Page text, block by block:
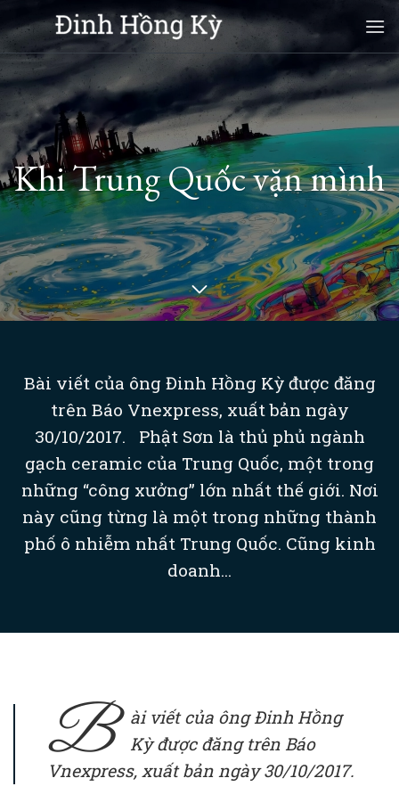
to
content
Khi Trung Quốc vặn mình
Bài viết của ông Đinh Hồng Kỳ được đăng
trên Báo Vnexpress, xuất bản ngày
30/10/2017. Phật Sơn là thủ phủ ngành
gạch ceramic của Trung Quốc, một trong
những “công xưởng” lớn nhất thế giới. Nơi
này cũng từng là một trong những thành
phố ô nhiễm nhất Trung Quốc. Cũng kinh
doanh...
B
ài viết của ông Đinh Hồng
Kỳ được đăng trên Báo
Vnexpress, xuất bản ngày 30/10/2017.